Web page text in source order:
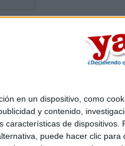
en un dispositivo, como
y contenido,
de
puede hacer clic
Quiénes somos
legal|Politica de privacidad|